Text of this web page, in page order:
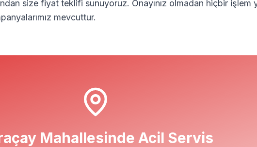
size fiyat teklifi sunuyoruz. Onayınız olmadan hiçbir işlem
mevcuttur.
Mahallesinde Acil Servis